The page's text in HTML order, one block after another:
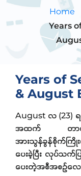
Home
Years
Years of
& August
August လ (23)
အထက် တာဝန်
အားသွန်ခွန်စိုက်ကြို
ပေးခဲ့ပြီး လုပ်သက်
ပေးတဲ့အစီအစဉ်‌လေ